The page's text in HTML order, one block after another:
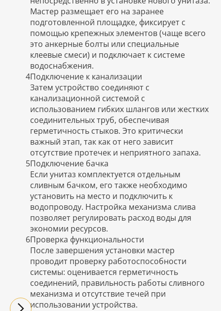
Мастер размещает его на заранее
подготовленной площадке, фиксирует с
помощью крепежных элементов (чаще всего
это анкерные болты или специальные
клеевые смеси) и подключает к системе
водоснабжения.
4Подключение к канализации
Затем устройство соединяют с
канализационной системой с
использованием гибких шлангов или жестких
соединительных труб, обеспечивая
герметичность стыков. Это критически
важный этап, так как от него зависит
отсутствие протечек и неприятного запаха.
5Подключение бачка
Если унитаз комплектуется отдельным
сливным бачком, его также необходимо
установить на место и подключить к
водопроводу. Настройка механизма слива
позволяет регулировать расход воды для
экономии ресурсов.
6Проверка функциональности
После завершения установки мастер
проводит проверку работоспособности
системы: оценивается герметичность
соединений, правильность работы сливного
механизма и отсутствие течей при
использовании устройства.